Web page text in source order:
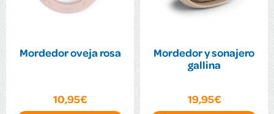
Mordedor oveja rosa
10,95€
Mordedor y sonajero
gallina
19,95€